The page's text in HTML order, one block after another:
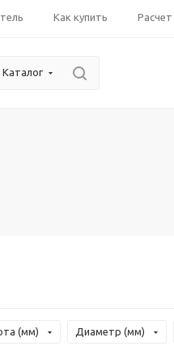
Как купить Расчет
Каталог
(мм) Диаметр (мм)